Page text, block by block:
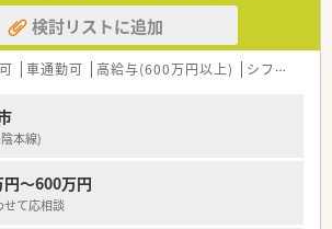
剤師免許を保持しているため、現場の苦労ややり
解しており、専門職が働きやすい環境が整ってい
る社会貢献度の高い役割を担っているのが特徴で
薬剤師を募集しており、想定年収は600万円から
域の中でも比較的高水準な給与提示が魅力の案件
検討リストに追加
車通勤可 高給与(600万円以上) シフト制
本線)
～600万円
せて応相談